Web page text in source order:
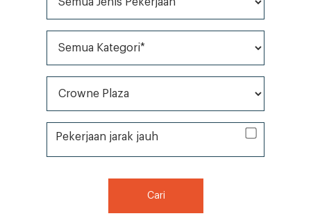
Semua Kategori*
Pekerjaan jarak jauh
Pekerjaan jarak jauh
Cari